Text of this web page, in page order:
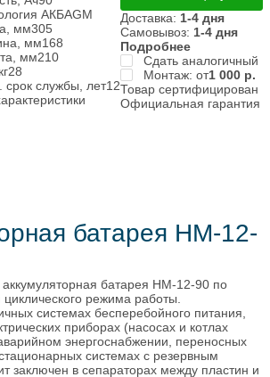
АКБAGM
мм305
мм168
мм210
28
срок службы, лет12
Доставка: 1-4 дня
Самовывоз: 1-4 дня
Подробнее
Сдать аналогичный
Монтаж: от1 000 р.
Товар сертифицирован
Официальная гарантия
батарея HM-12-
батарея HM-12-90 по
режима работы.
системах бесперебойного питания,
приборах (насосах и котлах
энергоснабжении, переносных
системах с резервным
заключен в сепараторах между пластин и